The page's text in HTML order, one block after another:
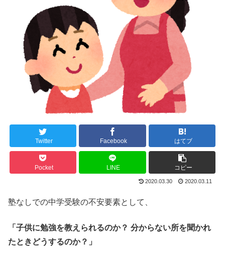
Twitter Facebook はてブ
Pocket LINE コピー
2020.03.30 2020.03.11
塾なしでの中学受験の不安要素として、
「子供に勉強を教えられるのか？ 分からない所を聞かれ
たときどうするのか？」